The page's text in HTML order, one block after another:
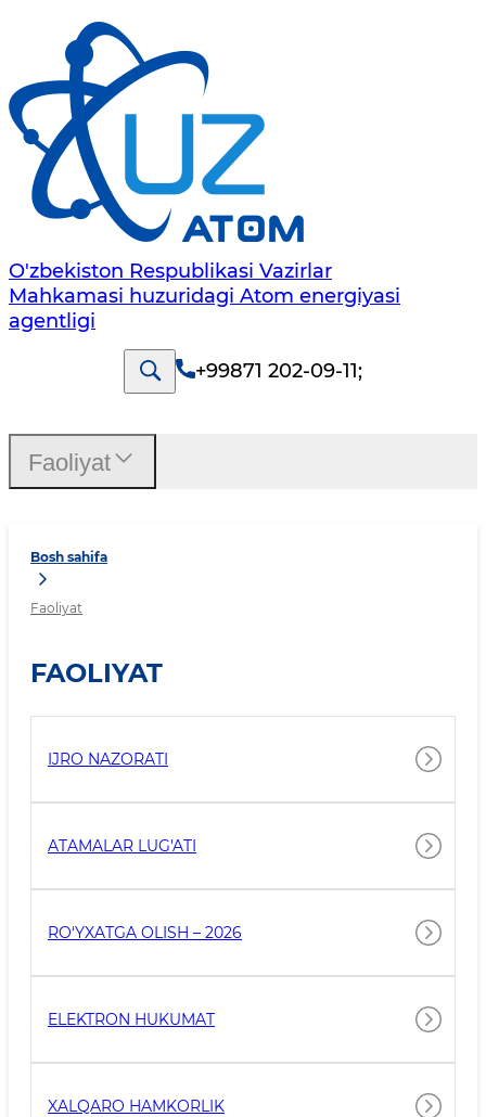
O'zbekiston Respublikasi Vazirlar
Mahkamasi huzuridagi Atom energiyasi
agentligi
+99871 202-09-11;
Bosh sahifa
Faoliyat
FAOLIYAT
IJRO NAZORATI
ATAMALAR LUG'ATI
RO‘YXATGA OLISH – 2026
ELEKTRON HUKUMAT
XALQARO HAMKORLIK
Faoliyat